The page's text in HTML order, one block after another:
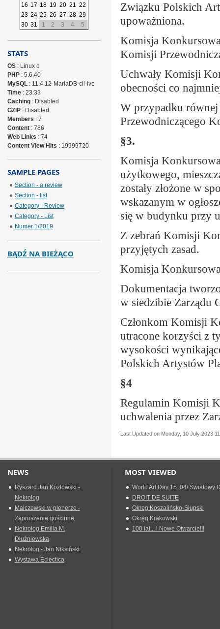
Związku Polskich
upoważniona.
Komisja
Komisji
Uchwały Komisji
obecności co
W przypadku równej
Przewodniczącego
§3.
Komisja
użytkowego,
zostały złożone w
wskazanym w
się w budynku przy
Z zebrań Komisji
przyjętych zasad.
Komisja
Dokumentacja
w siedzibie Zarządu
Członkom Komisji
utracone korzyści z
wysokości
Polskich Artystów
§4
Regulamin Komisji
uchwalenia przez
Last Updated on Monday, 10 July 2023
16 17 18 19 20 21 22
23 24 25 26 27 28 29
30 31 1 2 3 4 5
STATS
OS: Linux d
PHP: 5.6.40
MySQL: 11.4.12-MariaDB-cll-lve
Time: 23:33
Caching: Disabled
GZIP: Disabled
Members : 7
Content: 786
Web Links : 74
Content View Hits : 19999720
SAMPLE PAGES
Section - a review
Section - list
Category - Review
Category - List
Numer 1/2019
BĄDŹ NA BIEŻĄCO
NEWS
Ryszard Jan Kozłowski -
Nekrolog
Malczewski w plenerze -
Zaproszenie gościnne
Nekrolog Emilia M.
Dłużniewska
Nekrolog - Jan Niksiński
Wystawa Eclectica
MOST VIEWED
World Art Day 15 .04/ Światowy
DROIT DE SUITE
Okreg Koszalińsko-Słupski
Okręg Krakowski
100 lat... i Nowe Otwarcie!!!